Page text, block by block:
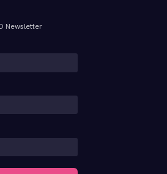
Newsletter